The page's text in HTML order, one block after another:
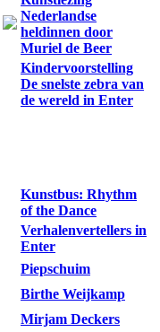
Nederlandse
heldinnen door
Muriel de Beer
Kindervoorstelling
De snelste zebra van
de wereld in Enter
Kunstbus: Rhythm
of the Dance
Verhalenvertellers in
Enter
Piepschuim
Birthe Weijkamp
Mirjam Deckers